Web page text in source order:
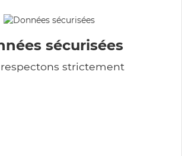
sécurisées
respectons strictement